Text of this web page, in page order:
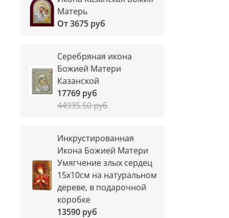
Матерь
От3675 руб
Серебряная икона
Божией Матери
Казанской
17769 руб
44935.50 руб
Инкрустированная
Икона Божией Матери
Умягчение злых сердец
15х10см на натуральном
дереве, в подарочной
коробке
13590 руб